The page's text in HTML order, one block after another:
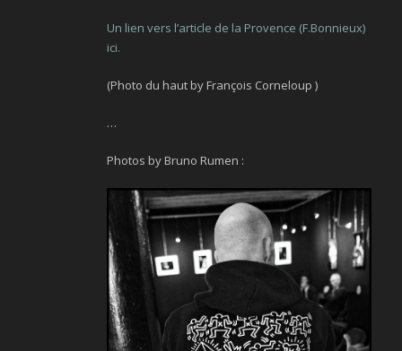
Un lien vers l’article de la Provence (F.Bonnieux)
ici.
(Photo du haut by François Corneloup )
…
Photos by Bruno Rumen :